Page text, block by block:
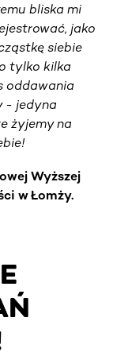
bliska mi
jako
siebie
tylko kilka
oddawania
- jedyna
żyjemy na
Wyższej
w Łomży.